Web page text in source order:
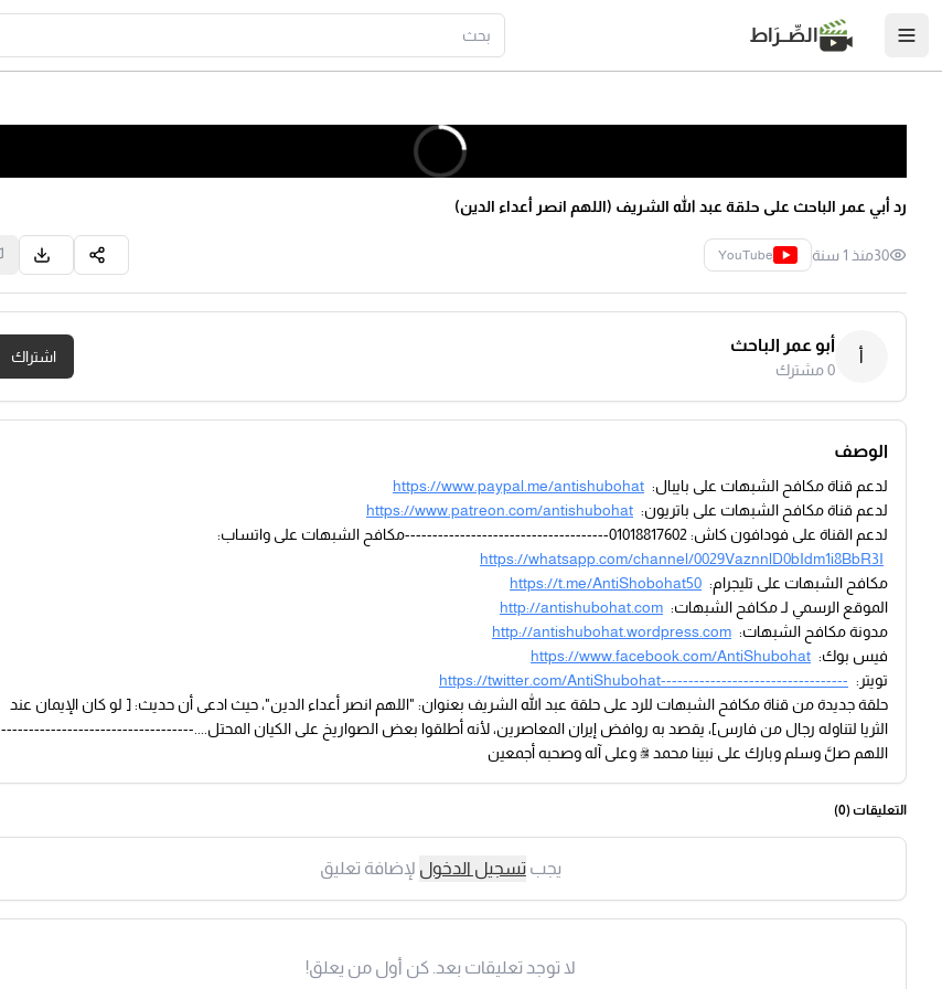
الصِّــرَاط
رد أبي عمر الباحث على حلقة عبد الله الشريف (اللهم انصر أعداء الدين)
30منذ 1 سنة YouTube
أ
أبو عمر الباحث
0مشترك
اشتراك
الوصف
لدعم قناة مكافح الشبهات على بايبال: https://www.paypal.me/antishubohat
لدعم قناة مكافح الشبهات على باتريون: https://www.patreon.com/antishubohat
لدعم القناة على فودافون كاش: 01018817602-------------------------------------مكافح الشبهات على واتساب:
https://whatsapp.com/channel/0029VaznnlD0bIdm1i8BbR3I
مكافح الشبهات على تليجرام: https://t.me/AntiShobohat50
الموقع الرسمي لـ مكافح الشبهات: http://antishubohat.com
مدونة مكافح الشبهات: http://antishubohat.wordpress.com
فيس بوك: https://www.facebook.com/AntiShubohat
تويتر: https://twitter.com/AntiShubohat----------------------------------
حلقة جديدة من قناة مكافح الشبهات للرد على حلقة عبد الله الشريف بعنوان: "اللهم انصر أعداء الدين"، حيث ادعى أن حديث: [ لو كان الإيمان عند
الثريا لتناوله رجال من فارس]، يقصد به روافض إيران المعاصرين، لأنه أطلقوا بعض الصواريخ على الكيان المحتل....-----------------------------------
اللهم صلَّ وسلم وبارك على نبينا محمد ﷺ وعلى آله وصحبه أجمعين
التعليقات (0
)
يجبتسجيل الدخول لإضافة تعليق
لا توجد تعليقات بعد. كن أول من يعلق!